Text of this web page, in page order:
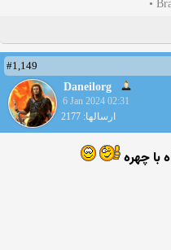
#1,149
Daneilorg
6 Jan 2024 02:31
ارسالها: 2177